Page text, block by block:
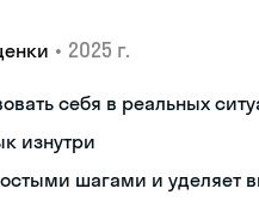
• 2025 г.
себя в реальных
изнутри
шагами и уделяет